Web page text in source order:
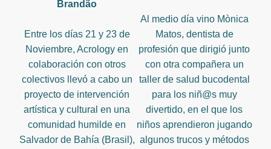
Brandão
Entre los días 21 y 23 de
Noviembre, Acrology en
colaboración con otros
colectivos llevó a cabo un
proyecto de intervención
artística y cultural en una
comunidad humilde en
Salvador de Bahía (Brasil),
Al medio día vino Mònica
Matos, dentista de
profesión que dirigió junto
con otra compañera un
taller de salud bucodental
para los niñ@s muy
divertido, en el que los
niños aprendieron jugando
algunos trucos y métodos